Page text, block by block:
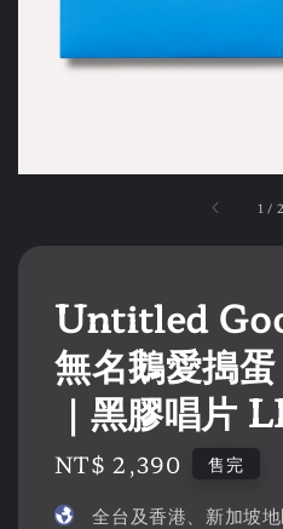
1 / 2
Untitled
無名鵝愛搗
｜黑膠唱片
Regular
NT$ 2,390 售完
全台及香港、新加坡